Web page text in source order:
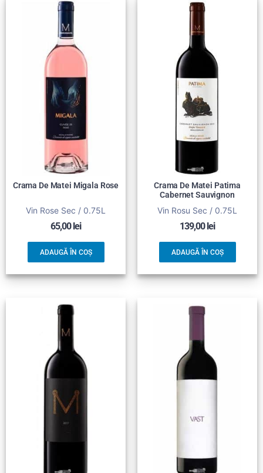
Crama De Matei Migala Rose
Vin Rose Sec / 0.75L
65,00lei
ADAUGĂ ÎN COȘ
Crama De Matei Patima
Cabernet Sauvignon
Vin Rosu Sec / 0.75L
139,00lei
ADAUGĂ ÎN COȘ